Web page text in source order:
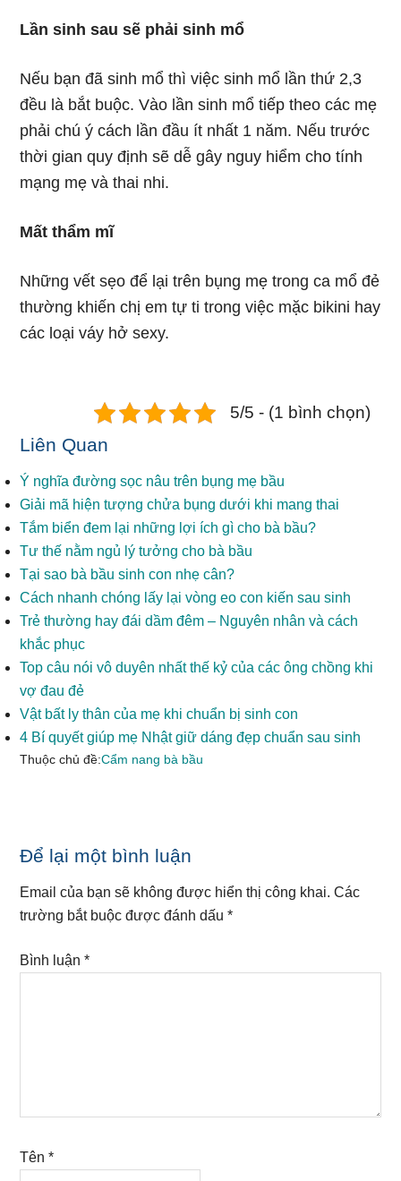
Lần sinh sau sẽ phải sinh mổ
Nếu bạn đã sinh mổ thì việc sinh mổ lần thứ 2,3
đều là bắt buộc. Vào lần sinh mổ tiếp theo các mẹ
phải chú ý cách lần đầu ít nhất 1 năm. Nếu trước
thời gian quy định sẽ dễ gây nguy hiểm cho tính
mạng mẹ và thai nhi.
Mất thẩm mĩ
Những vết sẹo để lại trên bụng mẹ trong ca mổ đẻ
thường khiến chị em tự ti trong việc mặc bikini hay
các loại váy hở sexy.
5/5 - (1 bình chọn)
Liên Quan
Ý nghĩa đường sọc nâu trên bụng mẹ bầu
Giải mã hiện tượng chửa bụng dưới khi mang thai
Tắm biển đem lại những lợi ích gì cho bà bầu?
Tư thế nằm ngủ lý tưởng cho bà bầu
Tại sao bà bầu sinh con nhẹ cân?
Cách nhanh chóng lấy lại vòng eo con kiến sau sinh
Trẻ thường hay đái dầm đêm – Nguyên nhân và cách
khắc phục
Top câu nói vô duyên nhất thế kỷ của các ông chồng khi
vợ đau đẻ
Vật bất ly thân của mẹ khi chuẩn bị sinh con
4 Bí quyết giúp mẹ Nhật giữ dáng đẹp chuẩn sau sinh
Thuộc chủ đề:Cẩm nang bà bầu
Reader
Interactions
Để lại một bình luận
Email của bạn sẽ không được hiển thị công khai. Các
trường bắt buộc được đánh dấu*
Bình luận*
Tên*